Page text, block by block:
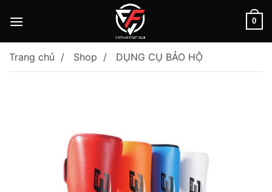
0
Trang chủ Shop DỤNG CỤ BẢO HỘ